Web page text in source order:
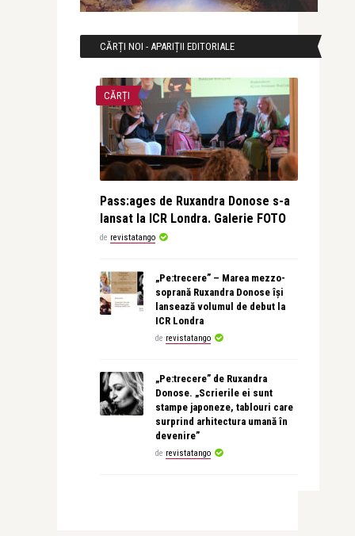
CĂRȚI NOI - APARIȚII EDITORIALE
CĂRȚI
Pass:ages de Ruxandra Donose s-a
lansat la ICR Londra. Galerie FOTO
de revistatango
„Pe:trecere” – Marea mezzo-
soprană Ruxandra Donose își
lansează volumul de debut la
ICR Londra
de revistatango
„Pe:trecere” de Ruxandra
Donose. „Scrierile ei sunt
stampe japoneze, tablouri care
surprind arhitectura umană în
devenire”
de revistatango